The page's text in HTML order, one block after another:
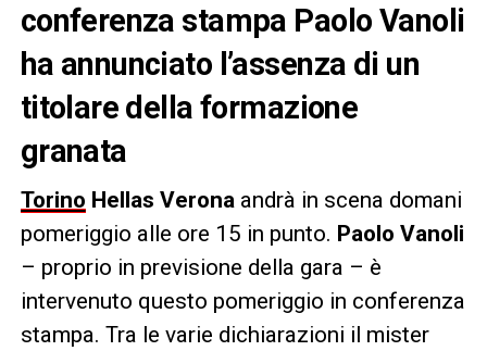
conferenza stampa Paolo Vanoli
ha annunciato l’assenza di un
titolare della formazione
granata
Torino Hellas Verona andrà in scena domani
pomeriggio alle ore 15 in punto. Paolo Vanoli
– proprio in previsione della gara – è
intervenuto questo pomeriggio in conferenza
stampa. Tra le varie dichiarazioni il mister